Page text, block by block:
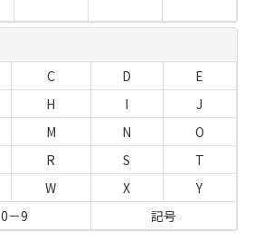
C D
E
H I
J
M N
O
R S
T
W X
Y
0－9 記号